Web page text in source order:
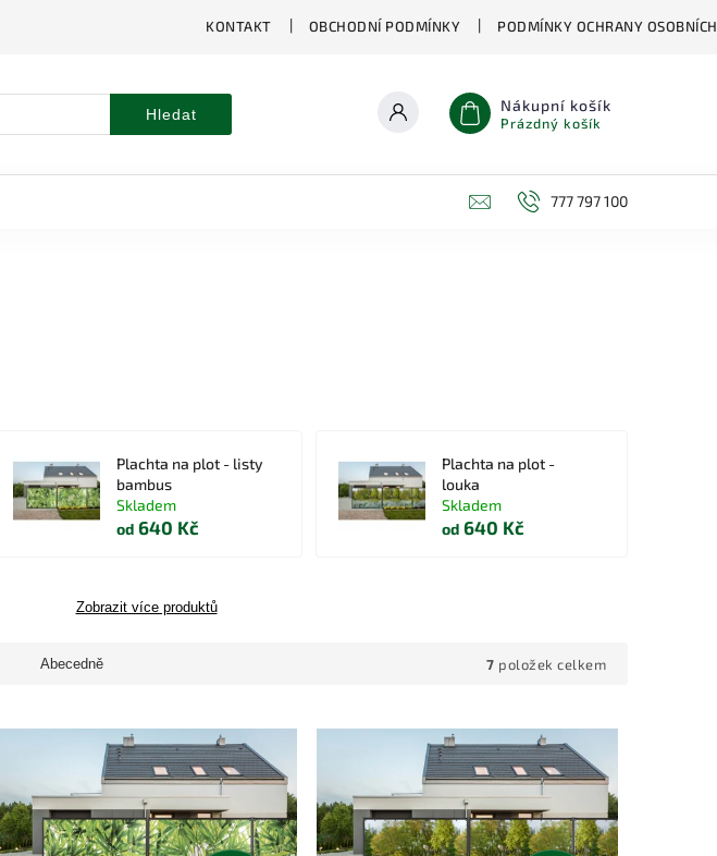
KONTAKT OBCHODNÍ PODMÍNKY PODMÍNKY OCHRANY
Hledat Nákupní košík
Prázdný košík
777 797 100
Plachta na plot - listy
bambus
Skladem
od640 Kč
Plachta na plot -
louka
Skladem
od640 Kč
Zobrazit více produktů
Abecedně 7 položek celkem